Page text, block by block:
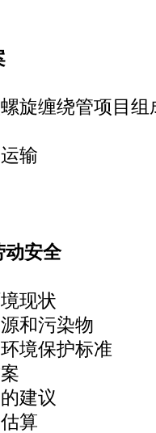
缠绕管项目组
输
动安全
现状
和污染物
境保护标准
建议
算